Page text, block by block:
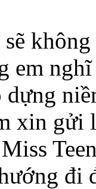
em
dựng
xin gửi
đi